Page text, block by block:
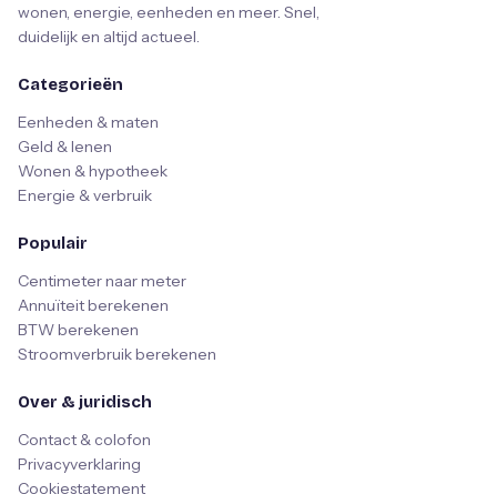
wonen, energie, eenheden en meer. Snel,
duidelijk en altijd actueel.
Categorieën
Eenheden & maten
Geld & lenen
Wonen & hypotheek
Energie & verbruik
Populair
Centimeter naar meter
Annuïteit berekenen
BTW berekenen
Stroomverbruik berekenen
Over & juridisch
Contact & colofon
Privacyverklaring
Cookiestatement